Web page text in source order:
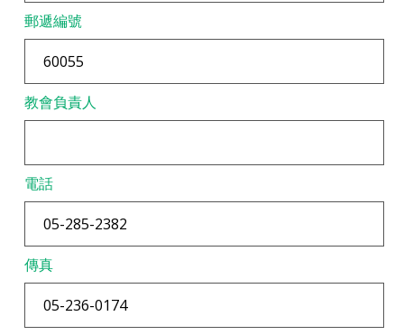
郵遞編號
教會負責人
電話
傳真